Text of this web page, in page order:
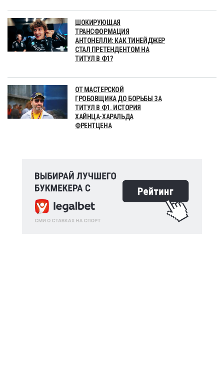
ШОКИРУЮЩАЯ
ТРАНСФОРМАЦИЯ
АНТОНЕЛЛИ: КАК ТИНЕЙДЖЕР
СТАЛ ПРЕТЕНДЕНТОМ НА
ТИТУЛ В Ф1?
ОТ МАСТЕРСКОЙ
ГРОБОВЩИКА ДО БОРЬБЫ ЗА
ТИТУЛ В Ф1. ИСТОРИЯ
ХАЙНЦА-ХАРАЛЬДА
ФРЕНТЦЕНА